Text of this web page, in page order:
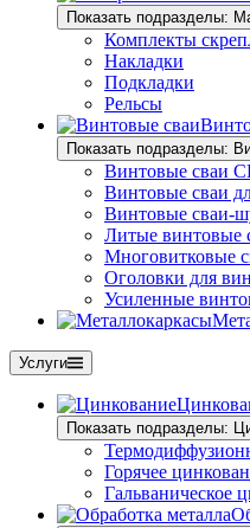
Показать подразделы:
Комплекты
Накладки
Подкладки
Рельсы
Показать подразделы:
Винтовые сваи
Винтовые сваи
Винтовые сваи-
Литые винтовые
Многовитковые
Оголовки для
Усиленные
Услуги
Показать подразделы:
Горячее
Гальваническое